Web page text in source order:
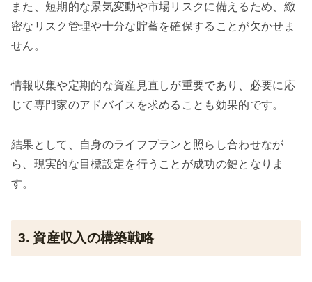
また、短期的な景気変動や市場リスクに備えるため、緻
密なリスク管理や十分な貯蓄を確保することが欠かせま
せん。
情報収集や定期的な資産見直しが重要であり、必要に応
じて専門家のアドバイスを求めることも効果的です。
結果として、自身のライフプランと照らし合わせなが
ら、現実的な目標設定を行うことが成功の鍵となりま
す。
3. 資産収入の構築戦略